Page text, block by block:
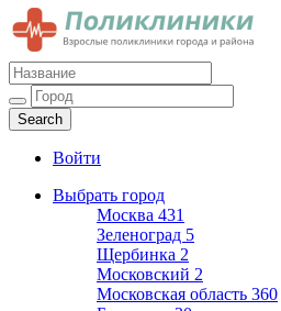
Поликлиники
Взрослые поликлиники города и
Войти
Выбрать город
Москва 431
Зеленоград 5
Щербинка 2
Московский 2
Московская область 360